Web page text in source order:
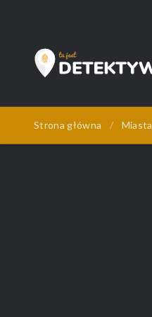
Strona główna / Miasta